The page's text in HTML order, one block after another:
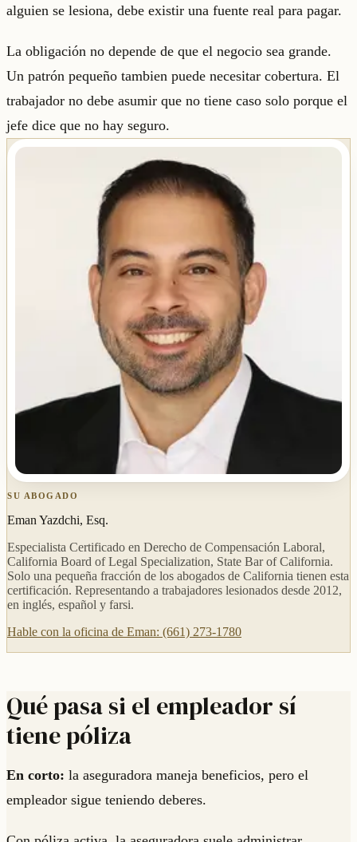
alguien se lesiona, debe existir una fuente real para pagar.
La obligación no depende de que el negocio sea grande.
Un patrón pequeño tambien puede necesitar cobertura. El
trabajador no debe asumir que no tiene caso solo porque el
jefe dice que no hay seguro.
SU ABOGADO
Eman Yazdchi, Esq.
Especialista Certificado en Derecho de Compensación Laboral,
California Board of Legal Specialization, State Bar of California.
Solo una pequeña fracción de los abogados de California tienen esta
certificación. Representando a trabajadores lesionados desde 2012,
en inglés, español y farsi.
Hable con la oficina de Eman: (661) 273-1780
Qué pasa si el empleador sí
tiene póliza
En corto: la aseguradora maneja beneficios, pero el
empleador sigue teniendo deberes.